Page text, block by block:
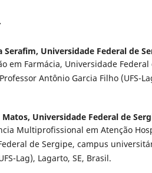
Serafim, Universidade Federal de
em Farmácia, Universidade Federal
Antônio Garcia Filho (UFS-
Matos, Universidade Federal de
Multiprofissional em Atenção
de Sergipe, campus
Lag), Lagarto, SE, Brasil.